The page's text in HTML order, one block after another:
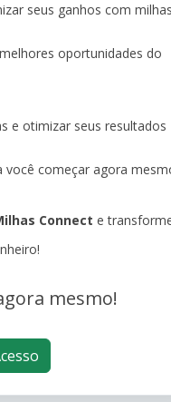
seus ganhos com
oportunidades do
e otimizar seus resultados
você começar agora
Connect e
mesmo!